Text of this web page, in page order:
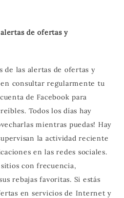
de ofertas y
de las alertas de ofertas y
consultar regularmente tu
de Facebook para
Todos los días hay
mientras puedas! Hay
la actividad reciente
en las redes sociales.
con frecuencia,
rebajas favoritas. Si estás
en servicios de Internet y